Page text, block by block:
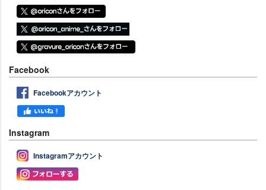
Facebook
Facebookアカウント
Instagram
Instagramアカウント